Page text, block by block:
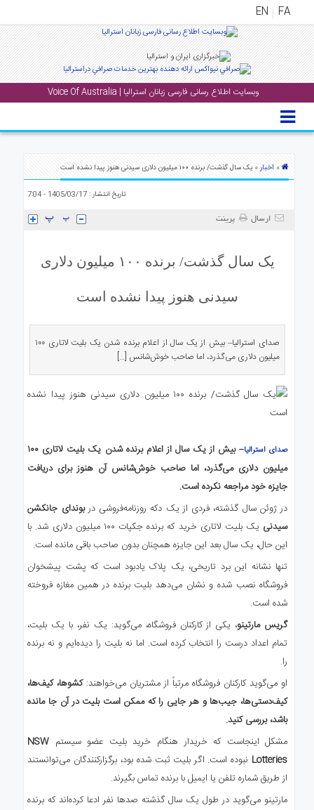
FA
EN
وبسایت اطلاع رسانی فارسی زبانان استرالیا | Voice Of Australia
منوی
اصلی
پادکست
ارتباط
» اخبار» یک سال گذشت/ برنده ۱۰۰ میلیون دلاری سیدنی هنوز پیدا نشده است
تاریخ انتشار : 1405/03/17 - 7:04
ارسال پرینت
یک سال گذشت/ برنده ۱۰۰ میلیون دلاری
سیدنی هنوز پیدا نشده است
صدای استرالیا– بیش از یک سال از اعلام برنده شدن یک بلیت لاتاری ۱۰۰
میلیون دلاری می‌گذرد، اما صاحب خوش‌شانس […]
صدای استرالیا
– بیش از یک سال از اعلام برنده شدن یک بلیت لاتاری ۱۰۰
میلیون دلاری می‌گذرد، اما صاحب خوش‌شانس آن هنوز برای دریافت
جایزه خود مراجعه نکرده است.
در ژوئن سال گذشته، فردی از یک دکه روزنامه‌فروشی دربوندای جانکشن
سیدنی
یک بلیت لاتاری خرید که برنده جکپات ۱۰۰ میلیون دلاری شد. با
این حال، یک سال بعد این جایزه همچنان بدون صاحب باقی مانده است.
تنها نشانه این برد تاریخی، یک پلاک یادبود است که پشت پیشخوان
فروشگاه نصب شده و نشان می‌دهد بلیت برنده در همین مغازه فروخته
شده است.
گریس مارتینو، یکی از کارکنان فروشگاه، می‌گوید: یک نفر، با یک بلیت،
تمام اعداد درست را انتخاب کرده است. اما نه بلیت را دیده‌ایم و نه برنده
را.
او می‌گوید کارکنان فروشگاه مرتباً از مشتریان می‌خواهند:کشوها، کیف‌ها،
کیف‌دستی‌ها، جیب‌ها و هر جایی را که ممکن است بلیت در آن جا مانده
باشد، بررسی کنید.
مشکل اینجاست که خریدار هنگام خرید بلیت عضو سیستم NSW
Lotteries نبوده است. اگر بلیت ثبت شده بود، برگزارکنندگان می‌توانستند
از طریق شماره تلفن یا ایمیل با برنده تماس بگیرند.
مارتینو می‌گوید در طول یک سال گذشته صدها نفر ادعا کرده‌اند که برنده